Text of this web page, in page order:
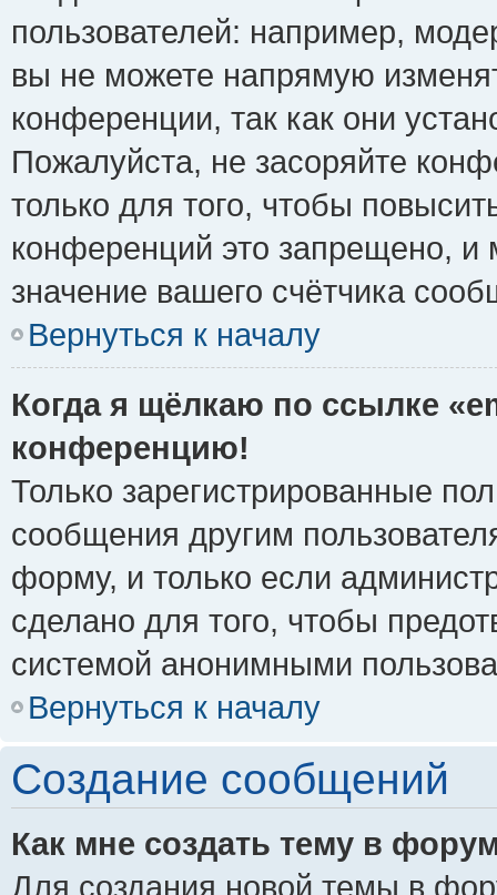
пользователей: например,
вы не можете напрямую
конференции, так как они
Пожалуйста, не засоряйте
только для того, чтобы
конференций это запрещено, и
значение вашего счётчика
Вернуться к началу
Когда я щёлкаю по ссылке
конференцию!
Только зарегистрированные
сообщения другим
форму, и только если
сделано для того, чтобы
системой анонимными
Вернуться к началу
Создание сообщений
Как мне создать тему в
Для создания новой темы в